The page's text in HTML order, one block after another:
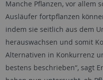
Manche Pflanzen, vor allem
Ausläufer fortpflanzen
indem sie seitlich aus dem
herauswachsen und somit
Alternativen in Konkurrenz
bestens beschrieben“, sagt